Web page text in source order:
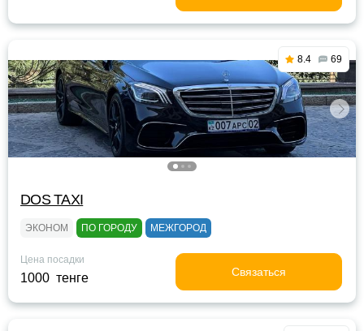
8.4 69
DOS TAXI
ЭКОНОМ ПО ГОРОДУ МЕЖГОРОД
Цена посадки
1000 тенге Связаться